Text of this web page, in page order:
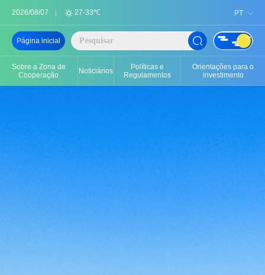
2026/08/07 27-33℃ PT
Sobre a Zona de
Cooperação
Noticiários
Políticas e
Regulamentos
Orientações para o
investimento
Página inicial